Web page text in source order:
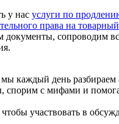
у нас услуги по
права на
документы, сопроводим
каждый день разбираем
спорим с мифами и
участвовать в